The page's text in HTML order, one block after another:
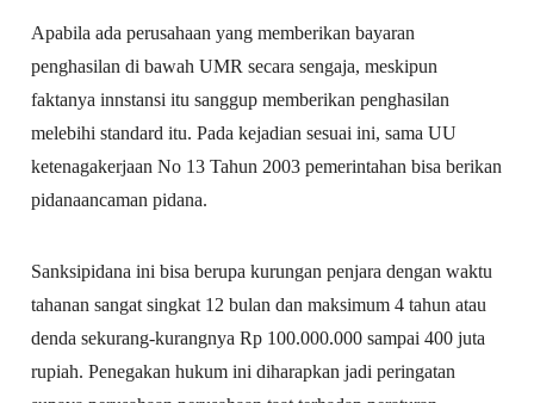
Apabila ada perusahaan yang memberikan bayaran
penghasilan di bawah UMR secara sengaja, meskipun
faktanya innstansi itu sanggup memberikan penghasilan
melebihi standard itu. Pada kejadian sesuai ini, sama UU
ketenagakerjaan No 13 Tahun 2003 pemerintahan bisa berikan
pidanaancaman pidana.
Sanksipidana ini bisa berupa kurungan penjara dengan waktu
tahanan sangat singkat 12 bulan dan maksimum 4 tahun atau
denda sekurang-kurangnya Rp 100.000.000 sampai 400 juta
rupiah. Penegakan hukum ini diharapkan jadi peringatan